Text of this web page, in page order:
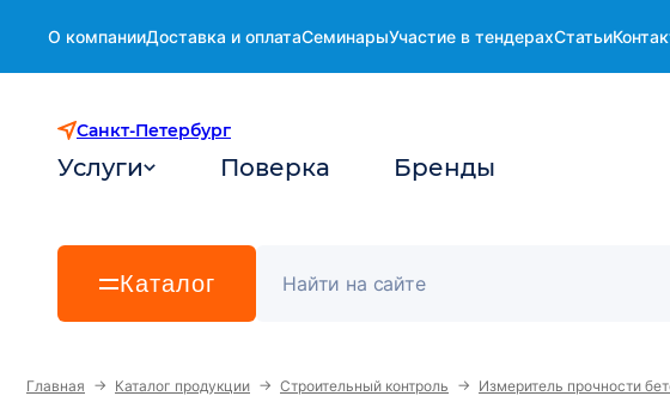
О компанииДоставка и оплатаСеминарыУчастие в тендерахСтатьи
Санкт-Петербург
Услуги Поверка Бренды
Каталог
Главная → Каталог продукции → Строительный контроль → Измеритель прочности